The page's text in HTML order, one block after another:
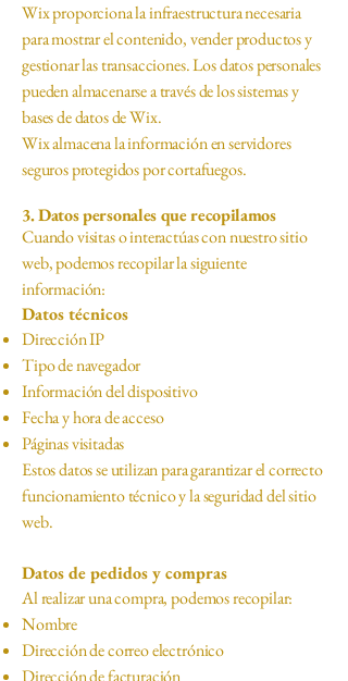
Wix proporciona la infraestructura necesaria
para mostrar el contenido, vender productos y
gestionar las transacciones. Los datos personales
pueden almacenarse a través de los sistemas y
bases de datos de Wix.
Wix almacena la información en servidores
seguros protegidos por cortafuegos.
3. Datos personales que recopilamos
Cuando visitas o interactúas con nuestro sitio
web, podemos recopilar la siguiente
información:
Datos técnicos
Dirección IP
Tipo de navegador
Información del dispositivo
Fecha y hora de acceso
Páginas visitadas
Estos datos se utilizan para garantizar el correcto
funcionamiento técnico y la seguridad del sitio
web.
Datos de pedidos y compras
Al realizar una compra, podemos recopilar:
Nombre
Dirección de correo electrónico
Dirección de facturación